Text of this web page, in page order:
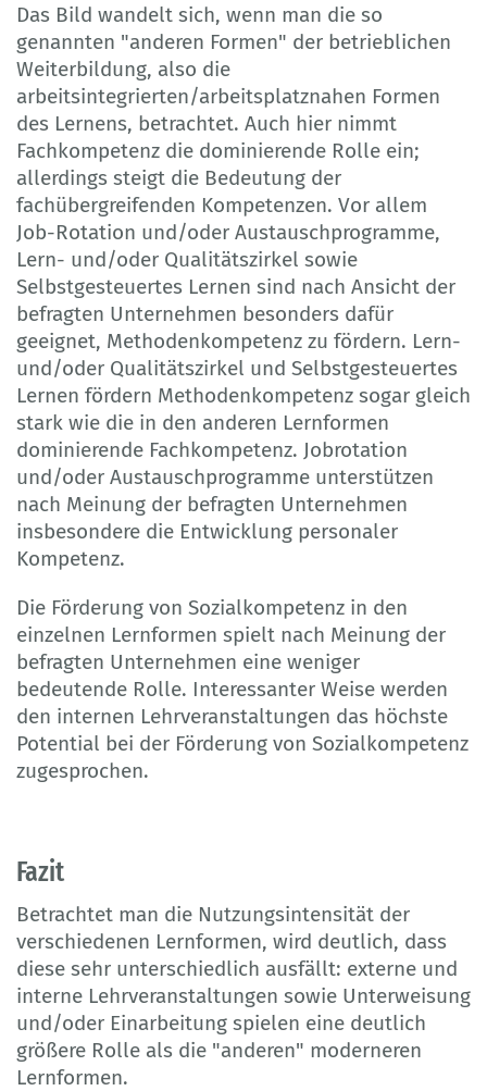
Das Bild wandelt sich, wenn man die so
genannten "anderen Formen" der betrieblichen
Weiterbildung, also die
arbeitsintegrierten/arbeitsplatznahen Formen
des Lernens, betrachtet. Auch hier nimmt
Fachkompetenz die dominierende Rolle ein;
allerdings steigt die Bedeutung der
fachübergreifenden Kompetenzen. Vor allem
Job-Rotation und/oder Austauschprogramme,
Lern- und/oder Qualitätszirkel sowie
Selbstgesteuertes Lernen sind nach Ansicht der
befragten Unternehmen besonders dafür
geeignet, Methodenkompetenz zu fördern. Lern-
und/oder Qualitätszirkel und Selbstgesteuertes
Lernen fördern Methodenkompetenz sogar gleich
stark wie die in den anderen Lernformen
dominierende Fachkompetenz. Jobrotation
und/oder Austauschprogramme unterstützen
nach Meinung der befragten Unternehmen
insbesondere die Entwicklung personaler
Kompetenz.
Die Förderung von Sozialkompetenz in den
einzelnen Lernformen spielt nach Meinung der
befragten Unternehmen eine weniger
bedeutende Rolle. Interessanter Weise werden
den internen Lehrveranstaltungen das höchste
Potential bei der Förderung von Sozialkompetenz
zugesprochen.
Fazit
Betrachtet man die Nutzungsintensität der
verschiedenen Lernformen, wird deutlich, dass
diese sehr unterschiedlich ausfällt: externe und
interne Lehrveranstaltungen sowie Unterweisung
und/oder Einarbeitung spielen eine deutlich
größere Rolle als die "anderen" moderneren
Lernformen.